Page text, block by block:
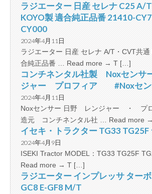
ラジエーター 日産 セレナ C25 A/
KOYO製 適合純正品番 21410-
CY000
2024年4月11日
ラジエーター 日産 セレナ A/T・CVT共通
合純正品番 … Read more → T […]
コンチネンタル社製 Noxセン
ジャー プロフィア #Noxセ
2024年4月11日
Noxセンサー 日野 レンジャー ・
造元 コンチネンタル社 … Read more
イセキ・トラクター TG33 TG25F
2024年4月9日
ISEKI Tractor MODEL：TG33 TG25F
Read more → T […]
ラジエーター インプレッサ ターボ
GC8 E-GF8 M/T